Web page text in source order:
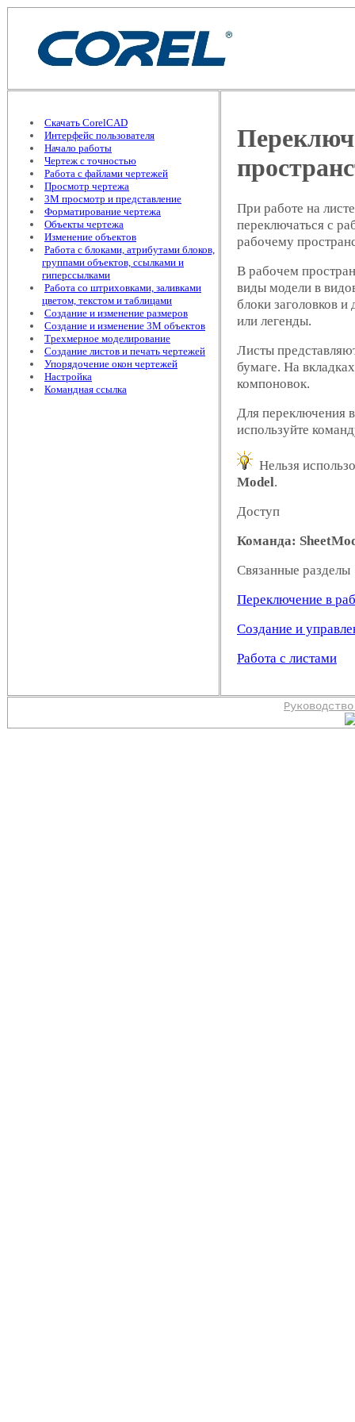
Скачать CorelCAD
Интерфейс пользователя
Начало работы
Чертеж с точностью
Работа с файлами чертежей
Просмотр чертежа
3М просмотр и представление
Форматирование чертежа
Объекты чертежа
Изменение объектов
Работа с блоками, атрибутами блоков,
группами объектов, ссылками и
гиперссылками
Работа со штриховками, заливками
цветом, текстом и таблицами
Создание и изменение размеров
Создание и изменение 3М объектов
Трехмерное моделирование
Создание листов и печать чертежей
Упорядочение окон чертежей
Настройка
Командная ссылка
При работе на
переключаться с
рабочему
В рабочем
виды модели в
блоки заголовков
или легенды.
Листы
бумаге. На
компоновок.
Для переключения
используйте
Нельзя
Model.
Доступ
Команда:
Связанные разделы
Переключение в
Создание и
Работа с листами